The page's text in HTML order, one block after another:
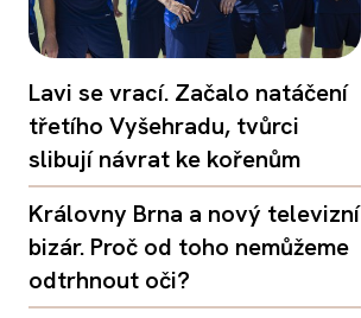
Lavi se vrací. Začalo natáčení
třetího Vyšehradu, tvůrci
slibují návrat ke kořenům
Královny Brna a nový televizní
bizár. Proč od toho nemůžeme
odtrhnout oči?